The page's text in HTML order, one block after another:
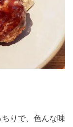
りで、色んな味